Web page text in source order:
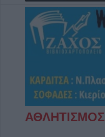
ΑΘΛΗΤΙΣΜΟΣ